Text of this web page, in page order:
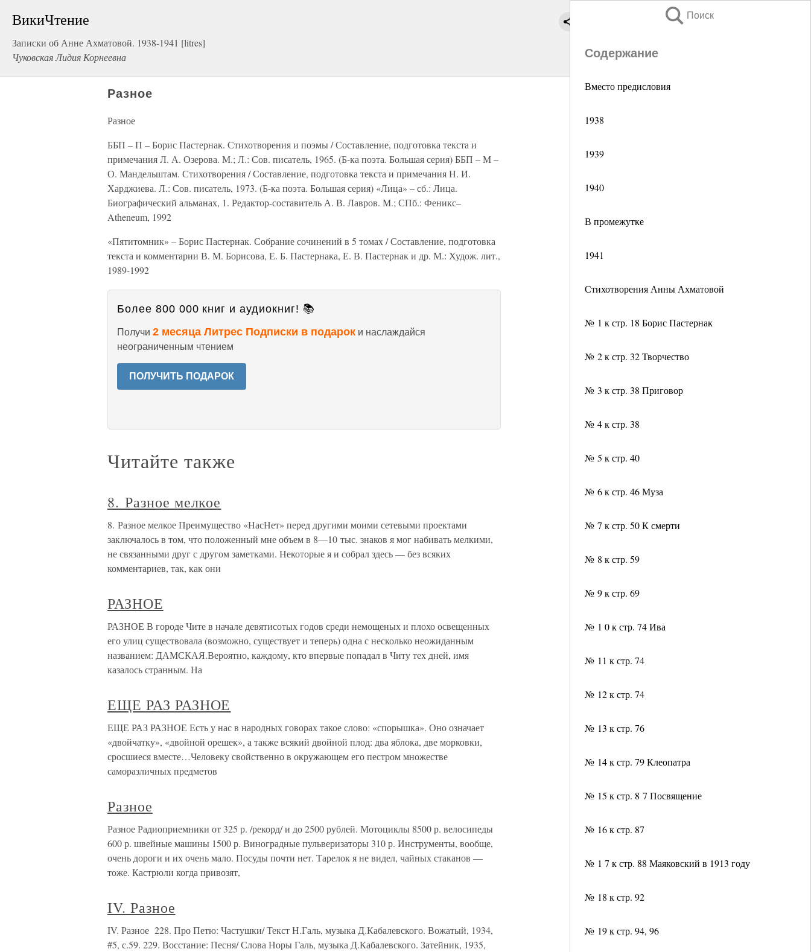
ВикиЧтение
Записки об Анне Ахматовой. 1938-1941 [litres]
Чуковская Лидия Корнеевна
Поиск
Содержание
Вместо предисловия
1938
1939
1940
В промежутке
1941
Стихотворения Анны Ахматовой
№ 1 к стр. 18 Борис Пастернак
№ 2 к стр. 32 Творчество
№ 3 к стр. 38 Приговор
№ 4 к стр. 38
№ 5 к стр. 40
№ 6 к стр. 46 Муза
№ 7 к стр. 50 К смерти
№ 8 к стр. 59
№ 9 к стр. 69
№ 1 0 к стр. 74 Ива
№ 11 к стр. 74
№ 12 к стр. 74
№ 13 к стр. 76
№ 14 к стр. 79 Клеопатра
№ 15 к стр. 8 7 Посвящение
№ 16 к стр. 87
№ 1 7 к стр. 88 Маяковский в 1913 году
№ 18 к стр. 92
№ 19 к стр. 94, 96
Разное
Разное
ББП – П – Борис Пастернак. Стихотворения и поэмы / Составление, подготовка текста и
примечания Л. А. Озерова. М.; Л.: Сов. писатель, 1965. (Б-ка поэта. Большая серия) ББП – М –
О. Мандельштам. Стихотворения / Составление, подготовка текста и примечания Н. И.
Харджиева. Л.: Сов. писатель, 1973. (Б-ка поэта. Большая серия) «Лица» – сб.: Лица.
Биографический альманах, 1. Редактор-составитель А. В. Лавров. М.; СПб.: Феникс–
Atheneum, 1992
«Пятитомник» – Борис Пастернак. Собрание сочинений в 5 томах / Составление, подготовка
текста и комментарии В. М. Борисова, Е. Б. Пастернака, Е. В. Пастернак и др. М.: Худож. лит.,
1989-1992
Более 800 000 книг и аудиокниг! 📚
Получи 2 месяца Литрес Подписки в подарок и наслаждайся
неограниченным чтением
ПОЛУЧИТЬ ПОДАРОК
Читайте также
8. Разное мелкое
8. Разное мелкое Преимущество «НасНет» перед другими моими сетевыми проектами
заключалось в том, что положенный мне объем в 8—10 тыс. знаков я мог набивать мелкими,
не связанными друг с другом заметками. Некоторые я и собрал здесь — без всяких
комментариев, так, как они
РАЗНОЕ
РАЗНОЕ В городе Чите в начале девятисотых годов среди немощеных и плохо освещенных
его улиц существовала (возможно, существует и теперь) одна с несколько неожиданным
названием: ДАМСКАЯ.Вероятно, каждому, кто впервые попадал в Читу тех дней, имя
казалось странным. На
ЕЩЕ РАЗ РАЗНОЕ
ЕЩЕ РАЗ РАЗНОЕ Есть у нас в народных говорах такое слово: «спорышка». Оно означает
«двойчатку», «двойной орешек», а также всякий двойной плод: два яблока, две морковки,
сросшиеся вместе…Человеку свойственно в окружающем его пестром множестве
саморазличных предметов
Разное
Разное Радиоприемники от 325 р. /рекорд/ и до 2500 рублей. Мотоциклы 8500 р. велосипеды
600 р. швейные машины 1500 р. Виноградные пульверизаторы 310 р. Инструменты, вообще,
очень дороги и их очень мало. Посуды почти нет. Тарелок я не видел, чайных стаканов —
тоже. Кастрюли когда привозят,
IV. Разное
IV. Разное 228. Про Петю: Частушки/ Текст Н.Галь, музыка Д.Кабалевского. Вожатый, 1934,
#5, с.59. 229. Восстание: Песня/ Слова Норы Галь, музыка Д.Кабалевского. Затейник, 1935,